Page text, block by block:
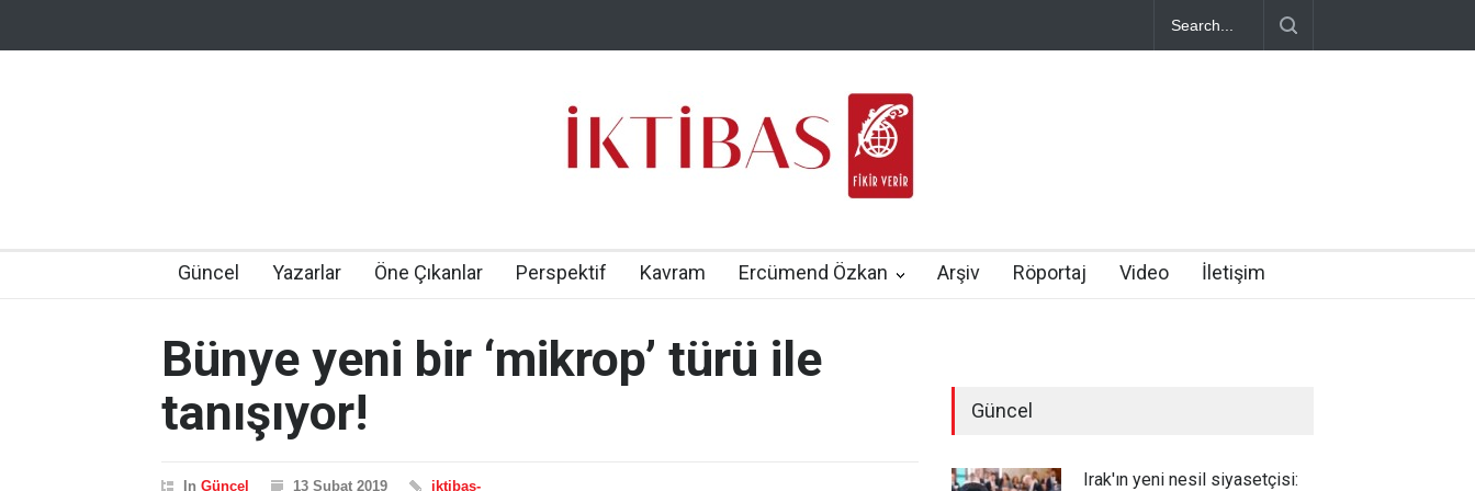
Güncel Yazarlar Öne Çıkanlar Perspektif Kavram Ercümend Özkan Arşiv Röportaj Video İletişim
Bünye yeni bir ‘mikrop’ türü ile
tanışıyor!
In Güncel 13 Şubat 2019 iktibas-
Güncel
Irak'ın yeni nesil siyasetçisi: